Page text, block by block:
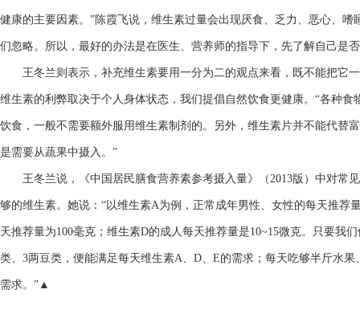
健康的主要因素。”陈霞飞说，维生素过量会出现厌食、乏力、恶心、
们忽略。所以，最好的办法是在医生、营养师的指导下，先了解自己是
王冬兰则表示，补充维生素要用一分为二的观点来看，既不能把它
维生素的利弊取决于个人身体状态，我们提倡自然饮食更健康。“各种食
饮食，一般不需要额外服用维生素制剂的。另外，维生素片并不能代替
是需要从蔬果中摄入。”
王冬兰说，《中国居民膳食营养素参考摄入量》（2013版）中对常
够的维生素。她说：“以维生素A为例，正常成年男性、女性的每天推荐
天推荐量为100毫克；维生素D的成人每天推荐量是10~15微克。只要我
类、3两豆类，便能满足每天维生素A、D、E的需求；每天吃够半斤水
需求。”▲